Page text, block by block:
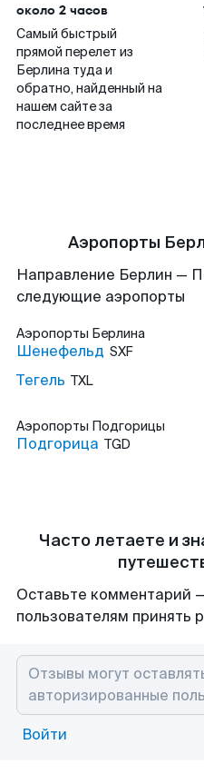
около 2 часов
Самый быстрый
прямой перелет из
Берлина туда и
обратно, найденный на
нашем сайте за
последнее время
Аэропорты
Направление Берлин —
следующие аэропорты
Аэропорты Берлина
Шенефельд SXF
Тегель TXL
Аэропорты Подгорицы
Подгорица TGD
Часто летаете и
Оставьте комментарий
пользователям принять
Войти